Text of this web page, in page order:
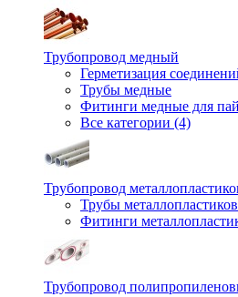
Трубопровод медный
Герметизация
Трубы медные
Фитинги медные для
Все категории (4)
Трубопровод
Трубы
Фитинги
Трубопровод